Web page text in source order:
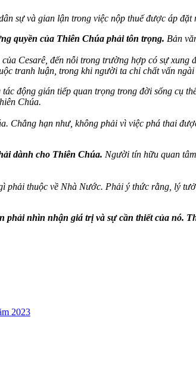
sự và gian lận trong việc nộp thuế được áp
quyền của Thiên Chúa phải tôn trọng. Bản
Cesarê, đến nỗi trong trường hợp có sự
tranh luận, trong khi người ta chỉ chất vấn ngài
tác động gián tiếp quan trọng trong đời sống cụ
Chúa.
hạn như, không phải vì việc phá thai
dành cho Thiên Chúa. Người tín hữu quan
phải thuộc về Nhà Nước. Phải ý thức rằng, lý
nhìn nhận giá trị và sự cần thiết của nó.
2023